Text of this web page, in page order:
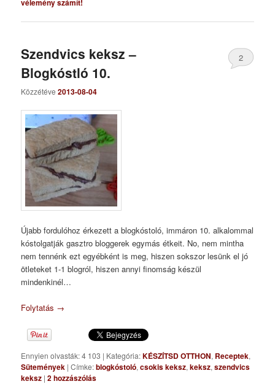
vélemény számít!
Szendvics keksz –
Blogkóstló 10.
Közzétéve2013-08-04
2
Újabb fordulóhoz érkezett a blogkóstoló, immáron 10. alkalommal
kóstolgatják gasztro bloggerek egymás étkeit. No, nem mintha
nem tennénk ezt egyébként is meg, hiszen sokszor lesünk el jó
ötleteket 1-1 blogról, hiszen annyi finomság készül
mindenkinél…
Folytatás →
Ennyien olvasták: 4 103 | Kategória:KÉSZÍTSD OTTHON, Receptek,
Sütemények |Címke:blogkóstoló,csokis keksz,keksz,szendvics
keksz |2hozzászólás